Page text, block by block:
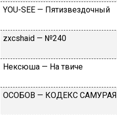
YОU-SЕЕ — Пятизвeздoчный
​zxcshаid — №240
Нексюша — На твиче
ОСОБОВ — КОДЕКС САМУРАЯ